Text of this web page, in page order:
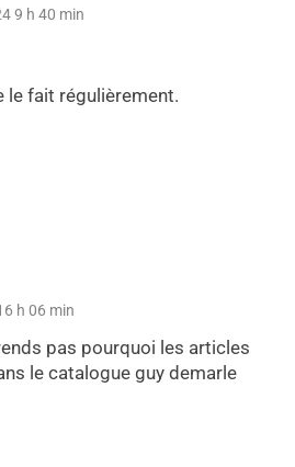
9 h 40 min
le fait régulièrement.
h 06 min
pas pourquoi les articles
le catalogue guy demarle